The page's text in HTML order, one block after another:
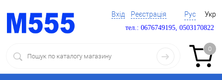
Вхід Реєстрація Рус Укр
тел.: 0676749195, 0503170822
0